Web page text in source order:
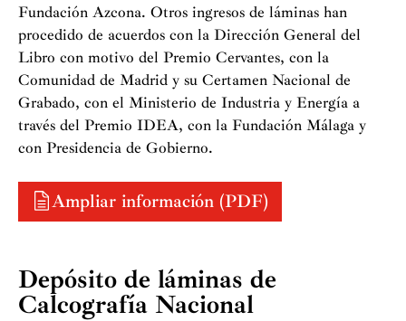
Fundación Azcona. Otros ingresos de láminas han
procedido de acuerdos con la Dirección General del
Libro con motivo del Premio Cervantes, con la
Comunidad de Madrid y su Certamen Nacional de
Grabado, con el Ministerio de Industria y Energía a
través del Premio IDEA, con la Fundación Málaga y
con Presidencia de Gobierno.
Ampliar información (PDF)
Depósito de láminas de
Calcografía Nacional